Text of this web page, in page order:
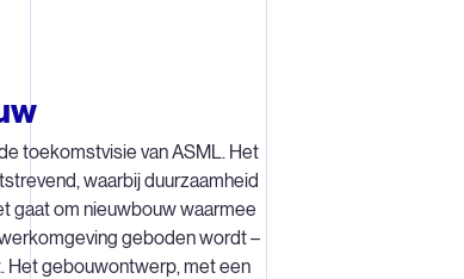
toekomstvisie van ASML. Het
waarbij duurzaamheid
gaat om nieuwbouw waarmee
geboden wordt –
Het gebouwontwerp, met een